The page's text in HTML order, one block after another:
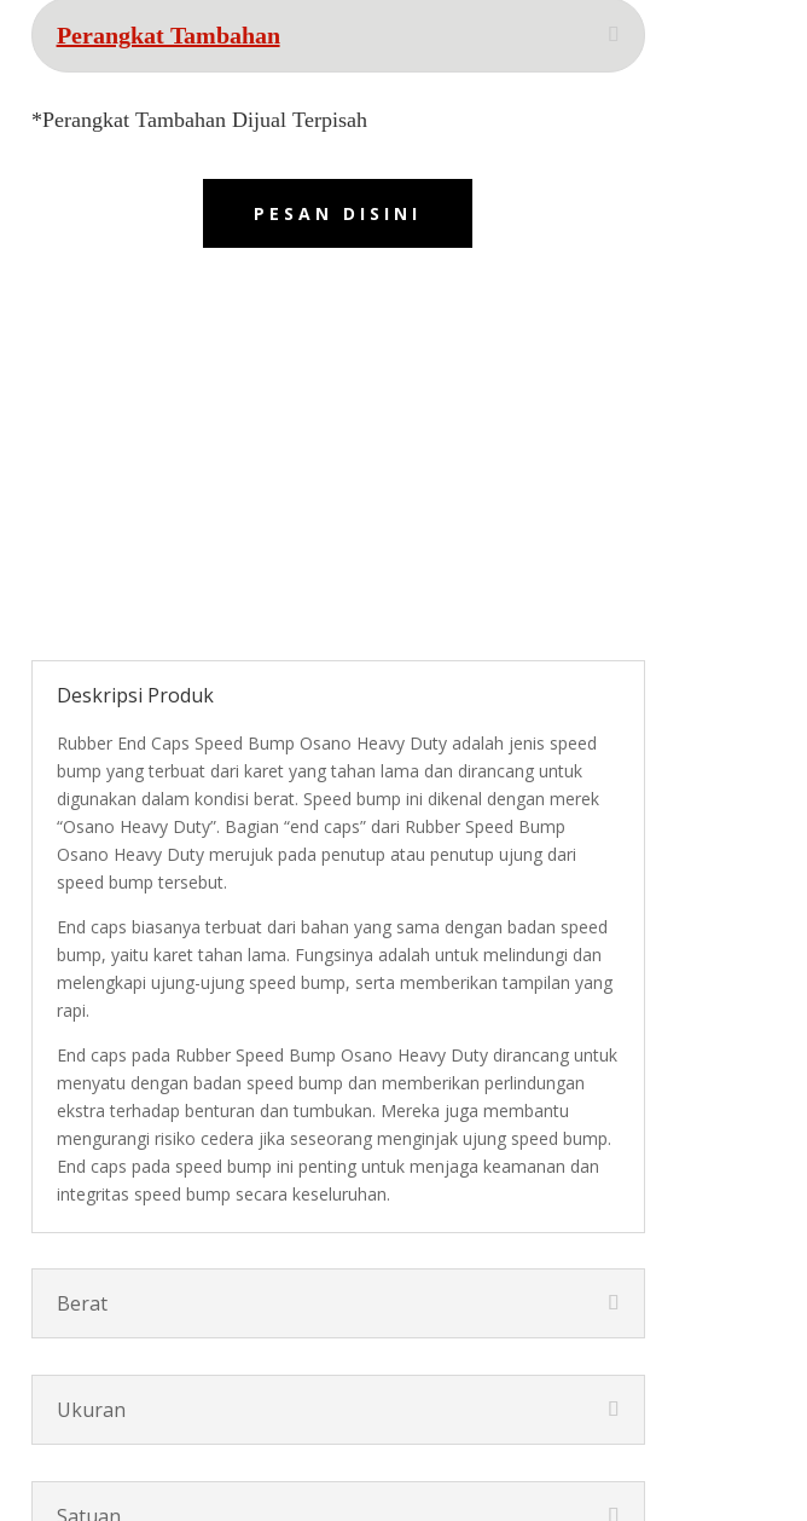
Perangkat Tambahan
*Perangkat Tambahan Dijual Terpisah
PESAN DISINI
Deskripsi Produk
Rubber End Caps Speed Bump Osano Heavy Duty adalah jenis speed
bump yang terbuat dari karet yang tahan lama dan dirancang untuk
digunakan dalam kondisi berat. Speed bump ini dikenal dengan merek
“Osano Heavy Duty”. Bagian “end caps” dari Rubber Speed Bump
Osano Heavy Duty merujuk pada penutup atau penutup ujung dari
speed bump tersebut.
End caps biasanya terbuat dari bahan yang sama dengan badan speed
bump, yaitu karet tahan lama. Fungsinya adalah untuk melindungi dan
melengkapi ujung-ujung speed bump, serta memberikan tampilan yang
rapi.
End caps pada Rubber Speed Bump Osano Heavy Duty dirancang untuk
menyatu dengan badan speed bump dan memberikan perlindungan
ekstra terhadap benturan dan tumbukan. Mereka juga membantu
mengurangi risiko cedera jika seseorang menginjak ujung speed bump.
End caps pada speed bump ini penting untuk menjaga keamanan dan
integritas speed bump secara keseluruhan.
Berat
Ukuran
Satuan